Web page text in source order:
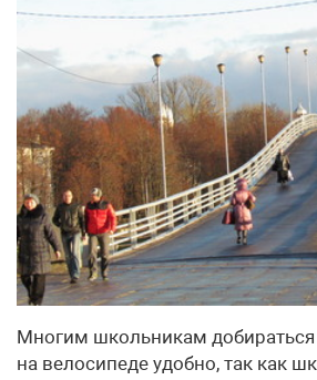
Многим школьникам добираться
на велосипеде удобно, так как